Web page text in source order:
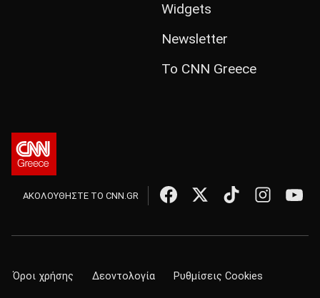
Widgets
Newsletter
Το CNN Greece
ΑΚΟΛΟΥΘΗΣΤΕ ΤΟ CNN.GR
Όροι χρήσης Δεοντολογία Ρυθμίσεις Cookies